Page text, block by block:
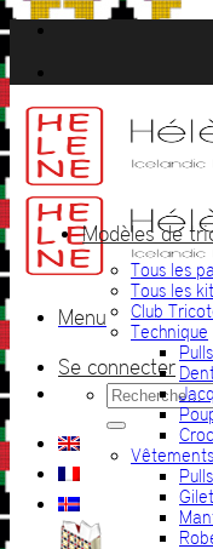
Passer
au
contenu
Menu
Se connecter
Recherche
pour :
Modèles de
Tous les
Tous les
Club
Technique
Vêtements